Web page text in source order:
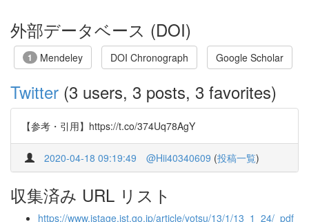
外部データベース (DOI)
1 Mendeley DOI Chronograph Google Scholar
Twitter (3 users, 3 posts, 3 favorites)
【参考・引用】https://t.co/374Uq78AgY
2020-04-18 09:19:49 @Hii40340609 (投稿一覧)
収集済み URL リスト
https://www.jstage.jst.go.jp/article/yotsu/13/1/13_1_24/_pdf